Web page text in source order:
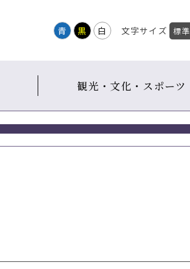
青 黒 白 文字サイズ 標準
観光・文化・スポーツ